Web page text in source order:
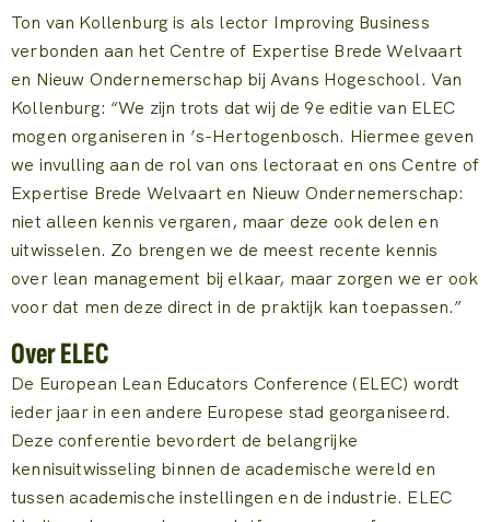
Ton van Kollenburg is als lector Improving Business
verbonden aan het Centre of Expertise Brede Welvaart
en Nieuw Ondernemerschap bij Avans Hogeschool. Van
Kollenburg: “We zijn trots dat wij de 9e editie van ELEC
mogen organiseren in ’s-Hertogenbosch. Hiermee geven
we invulling aan de rol van ons lectoraat en ons Centre of
Expertise Brede Welvaart en Nieuw Ondernemerschap:
niet alleen kennis vergaren, maar deze ook delen en
uitwisselen. Zo brengen we de meest recente kennis
over lean management bij elkaar, maar zorgen we er ook
voor dat men deze direct in de praktijk kan toepassen.”
Over ELEC
De European Lean Educators Conference (ELEC) wordt
ieder jaar in een andere Europese stad georganiseerd.
Deze conferentie bevordert de belangrijke
kennisuitwisseling binnen de academische wereld en
tussen academische instellingen en de industrie. ELEC